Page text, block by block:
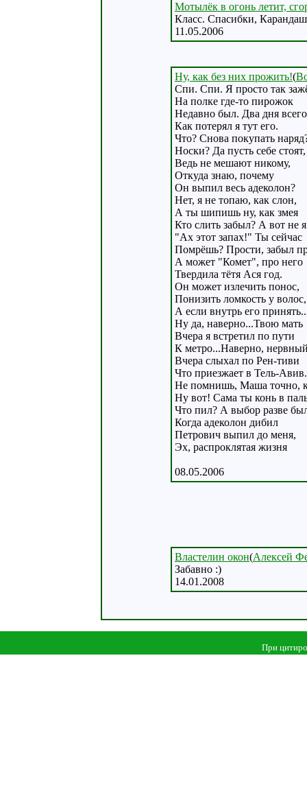
Мотылёк в огонь летит,
Класс. Спасибки,
11.05.2006
Ну, как без них прожить!(
Спи. Спи. Я просто так
На полке где-то пирожок
Недавно был. Два дня всего
Как потерял я тут его.
Что? Снова покупать
Носки? Да пусть себе стоят,
Ведь не мешают никому,
Откуда знаю, почему
Он выпил весь адеколон?
Нет, я не топаю, как слон,
А ты шипишь ну, как змея
Кто слить забыл? А вот не
"Ах этот запах!" Ты сейчас
Помрёшь? Прости, забыл
А может "Комет", про него
Твердила тётя Ася год.
Он может излечить понос,
Понизить ломкость у волос,
А если внутрь его
Ну да, наверно...Твою мать
Вчера я встретил по пути
К метро...Наверно,
Вчера слыхал по Рен-тиви
Что приезжает в Тель-
Не помнишь, Маша точно,
Ну вот! Сама ты конь в
Что пил? А выбор разве
Когда адеколон дибил
Петрович выпил до меня,
Эх, распроклятая жизня
08.05.2006
Властелин окон(Алексей
Забавно :)
14.01.2008
При